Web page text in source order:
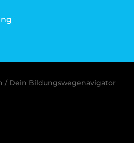
/ Dein Bildungswegenavigator